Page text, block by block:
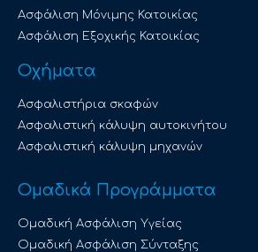
Ασφάλιση Μόνιμης Κατοικίας
Ασφάλιση Εξοχικής Κατοικίας
Οχήματα
Ασφαλιστήρια σκαφών
Ασφαλιστική κάλυψη αυτοκινήτου
Ασφαλιστική κάλυψη μηχανών
Ομαδικά Προγράμματα
Ομαδική Ασφάλιση Υγείας
Ομαδική Ασφάλιση Σύνταξης